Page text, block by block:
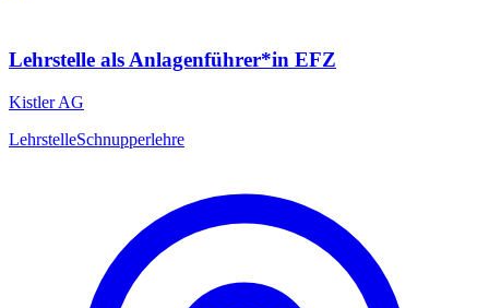
Lehrstelle als Anlagenführer*in EFZ
Kistler AG
LehrstelleSchnupperlehre